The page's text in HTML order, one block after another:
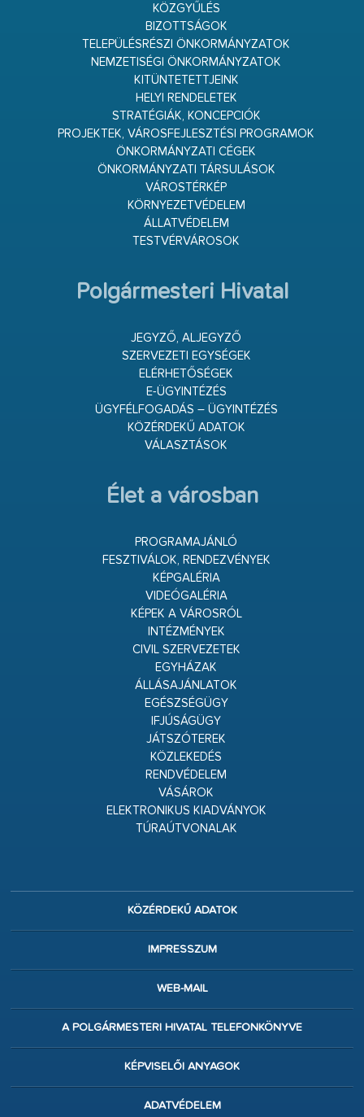
KÖZGYŰLÉS
BIZOTTSÁGOK
TELEPÜLÉSRÉSZI ÖNKORMÁNYZATOK
NEMZETISÉGI ÖNKORMÁNYZATOK
KITÜNTETETTJEINK
HELYI RENDELETEK
STRATÉGIÁK, KONCEPCIÓK
PROJEKTEK, VÁROSFEJLESZTÉSI PROGRAMOK
ÖNKORMÁNYZATI CÉGEK
ÖNKORMÁNYZATI TÁRSULÁSOK
VÁROSTÉRKÉP
KÖRNYEZETVÉDELEM
ÁLLATVÉDELEM
TESTVÉRVÁROSOK
Polgármesteri Hivatal
JEGYZŐ, ALJEGYZŐ
SZERVEZETI EGYSÉGEK
ELÉRHETŐSÉGEK
E-ÜGYINTÉZÉS
ÜGYFÉLFOGADÁS – ÜGYINTÉZÉS
KÖZÉRDEKŰ ADATOK
VÁLASZTÁSOK
Élet a városban
PROGRAMAJÁNLÓ
FESZTIVÁLOK, RENDEZVÉNYEK
KÉPGALÉRIA
VIDEÓGALÉRIA
KÉPEK A VÁROSRÓL
INTÉZMÉNYEK
CIVIL SZERVEZETEK
EGYHÁZAK
ÁLLÁSAJÁNLATOK
EGÉSZSÉGÜGY
IFJÚSÁGÜGY
JÁTSZÓTEREK
KÖZLEKEDÉS
RENDVÉDELEM
VÁSÁROK
ELEKTRONIKUS KIADVÁNYOK
TÚRAÚTVONALAK
KÖZÉRDEKŰ ADATOK
IMPRESSZUM
WEB-MAIL
A POLGÁRMESTERI HIVATAL TELEFONKÖNYVE
KÉPVISELŐI ANYAGOK
ADATVÉDELEM